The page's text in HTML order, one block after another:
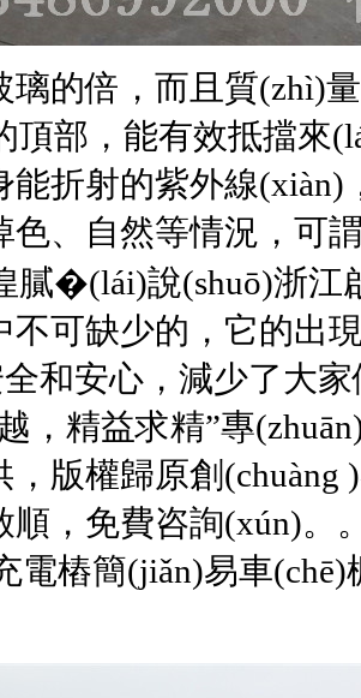
的倍，而且質(zhì)
頂部，能有效抵擋
能折射的紫外線
、自然等情況，
？偟膩�(lái)說(shuō)浙江
可缺少的，它的
和安心，減少了大
，精益求精”專
，版權歸原創(chuàng
順 ，免費咨詢
電樁簡(jiǎn)易車